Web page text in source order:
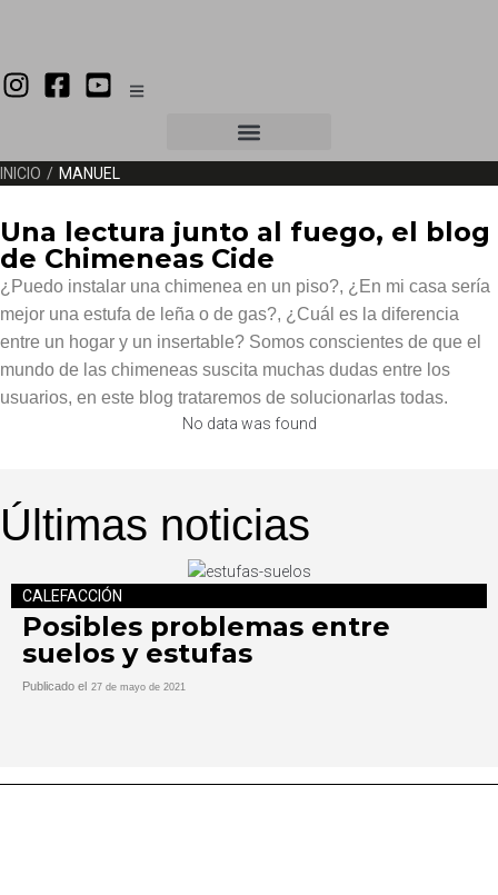
INICIO / MANUEL
Una lectura junto al fuego, el blog
de Chimeneas Cide
¿Puedo instalar una chimenea en un piso?, ¿En mi casa sería
mejor una estufa de leña o de gas?, ¿Cuál es la diferencia
entre un hogar y un insertable? Somos conscientes de que el
mundo de las chimeneas suscita muchas dudas entre los
usuarios, en este blog trataremos de solucionarlas todas.
No data was found
Últimas noticias
CALEFACCIÓN
Posibles problemas entre
suelos y estufas
Publicado el 27 de mayo de 2021